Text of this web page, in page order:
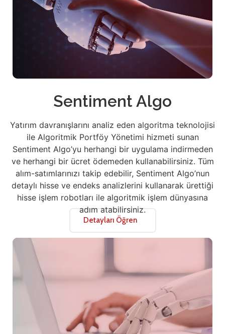
Sentiment Algo
Yatırım davranışlarını analiz eden algoritma teknolojisi
ile Algoritmik Portföy Yönetimi hizmeti sunan
Sentiment Algo’yu herhangi bir uygulama indirmeden
ve herhangi bir ücret ödemeden kullanabilirsiniz. Tüm
alım-satımlarınızı takip edebilir, Sentiment Algo’nun
detaylı hisse ve endeks analizlerini kullanarak ürettiği
hisse işlem robotları ile algoritmik işlem dünyasına
adım atabilirsiniz.
Detayları Öğren